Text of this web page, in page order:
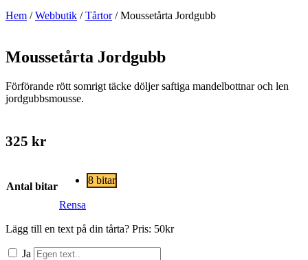
Hem /Webbutik /Tårtor/ Moussetårta Jordgubb
Moussetårta Jordgubb
Förförande rött somrigt täcke döljer saftiga mandelbottnar och len
jordgubbsmousse.
325 kr
Antal bitar
8 bitar
Rensa
Lägg till en text på din tårta? Pris: 50kr
Ja